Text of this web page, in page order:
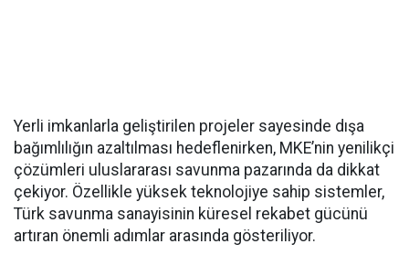
Yerli imkanlarla geliştirilen projeler sayesinde dışa
bağımlılığın azaltılması hedeflenirken, MKE’nin yenilikçi
çözümleri uluslararası savunma pazarında da dikkat
çekiyor. Özellikle yüksek teknolojiye sahip sistemler,
Türk savunma sanayisinin küresel rekabet gücünü
artıran önemli adımlar arasında gösteriliyor.